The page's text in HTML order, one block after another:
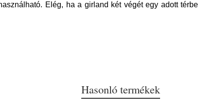
Elég, ha a girland két végét egy adott
Hasonló termékek